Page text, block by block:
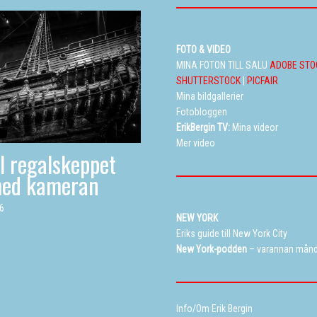
kameran
FOTO & VIDEO
MINA FOTON TILL SALU ADOBE
SHUTTERSTOCK
PICFAIR
Mina bildgallerier
Fotobloggen
ErikBergin TV: Mina videor
Mer video
NEW YORK
Eriks guide till New York City
New York-podden – varannan
Info/Om Erik Bergin